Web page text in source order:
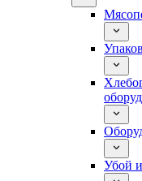
Убой